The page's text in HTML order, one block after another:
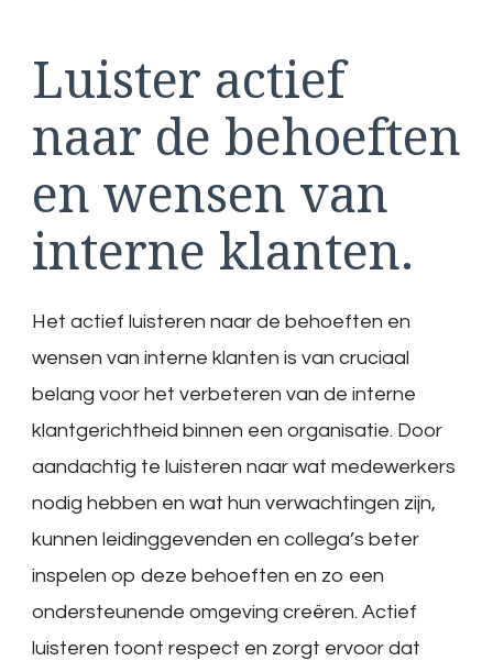
Luister actief
naar de behoeften
en wensen van
interne klanten.
Het actief luisteren naar de behoeften en
wensen van interne klanten is van cruciaal
belang voor het verbeteren van de interne
klantgerichtheid binnen een organisatie. Door
aandachtig te luisteren naar wat medewerkers
nodig hebben en wat hun verwachtingen zijn,
kunnen leidinggevenden en collega’s beter
inspelen op deze behoeften en zo een
ondersteunende omgeving creëren. Actief
luisteren toont respect en zorgt ervoor dat